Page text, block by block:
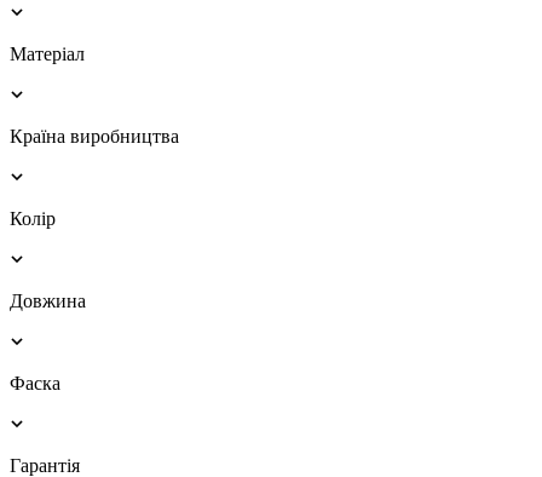
Матеріал
Країна виробництва
Колір
Довжина
Фаска
Гарантія